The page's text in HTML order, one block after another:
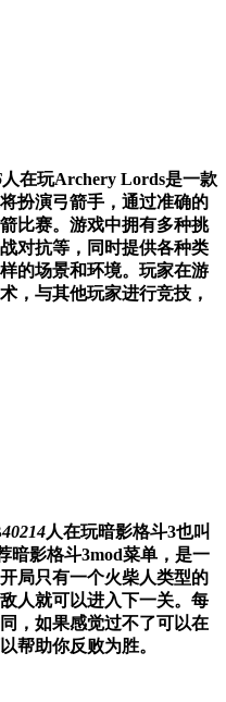
人在玩Archery Lords是一款
扮演弓箭手，通过准确的
比赛。游戏中拥有多种挑
对抗等，同时提供各种类
的场景和环境。玩家在游
，与其他玩家进行竞技，
40214人在玩暗影格斗3也叫
暗影格斗3mod菜单，是一
局只有一个火柴人类型的
人就可以进入下一关。每
，如果感觉过不了可以在
帮助你反败为胜。